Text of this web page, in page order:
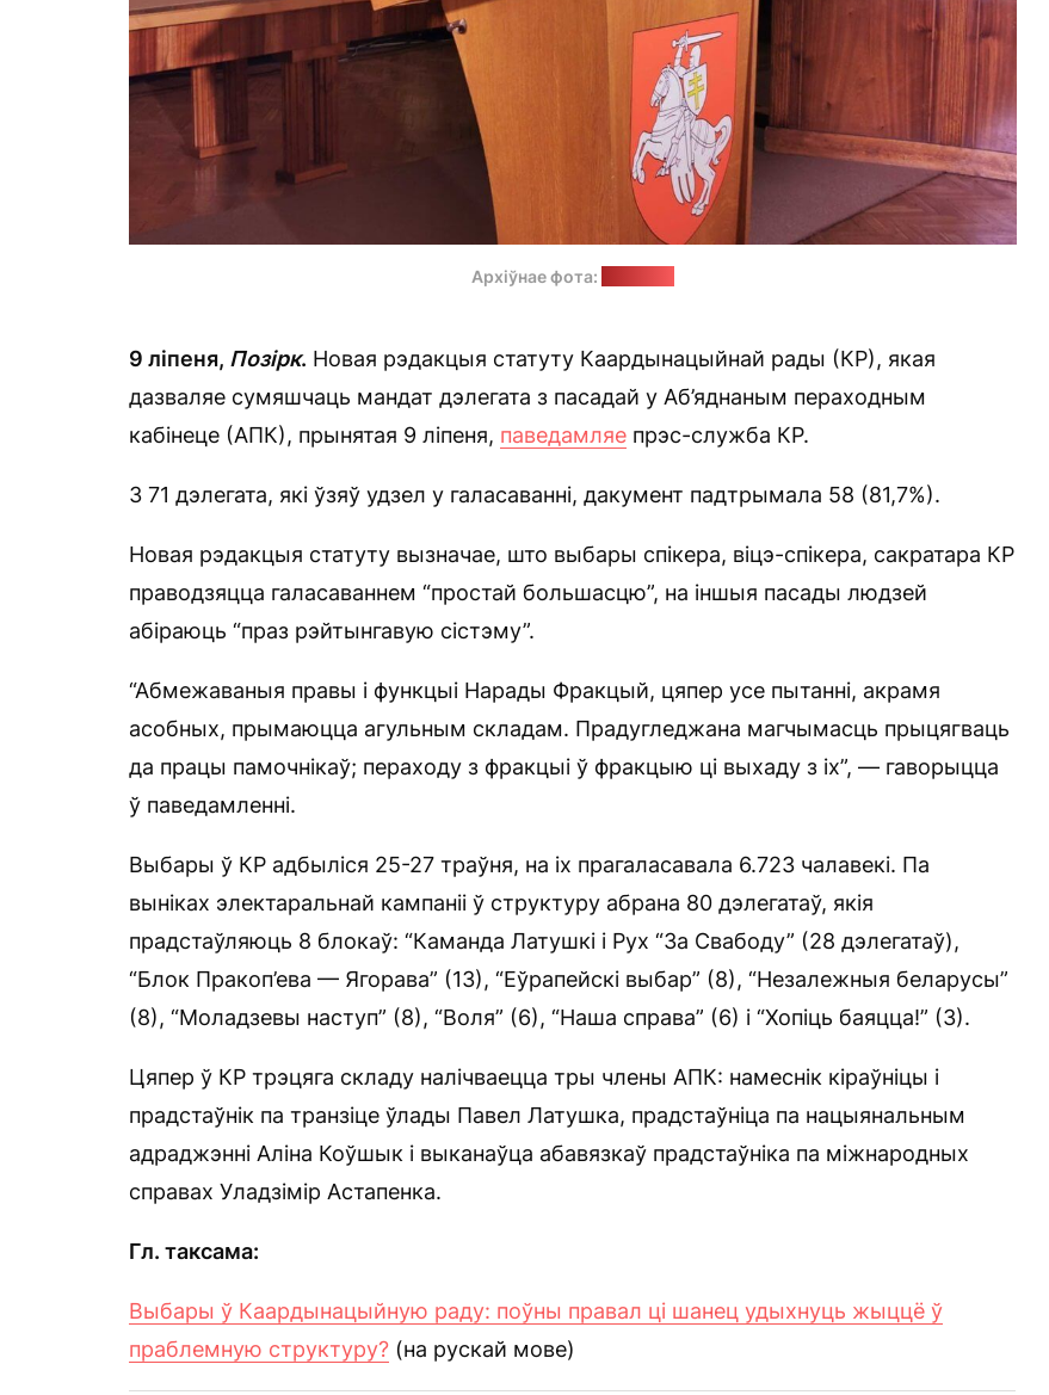
Архіўнае фота:
9 ліпеня, Позірк. Новая рэдакцыя статуту Каардынацыйнай рады (КР), якая
дазваляе сумяшчаць мандат дэлегата з пасадай у Аб’яднаным пераходным
кабінеце (АПК), прынятая 9 ліпеня, паведамляе прэс-служба КР.
З 71 дэлегата, які ўзяў удзел у галасаванні, дакумент падтрымала 58 (81,7%).
Новая рэдакцыя статуту вызначае, што выбары спікера, віцэ-спікера, сакратара КР
праводзяцца галасаваннем “простай большасцю”, на іншыя пасады людзей
абіраюць “праз рэйтынгавую сістэму”.
“Абмежаваныя правы і функцыі Нарады Фракцый, цяпер усе пытанні, акрамя
асобных, прымаюцца агульным складам. Прадугледжана магчымасць прыцягваць
да працы памочнікаў; пераходу з фракцыі ў фракцыю ці выхаду з іх”, — гаворыцца
ў паведамленні.
Выбары ў КР адбыліся 25-27 траўня, на іх прагаласавала 6.723 чалавекі. Па
выніках электаральнай кампаніі ў структуру абрана 80 дэлегатаў, якія
прадстаўляюць 8 блокаў: “Каманда Латушкі і Рух “За Свабоду” (28 дэлегатаў),
“Блок Пракоп’ева — Ягорава” (13), “Еўрапейскі выбар” (8), “Незалежныя беларусы”
(8), “Моладзевы наступ” (8), “Воля” (6), “Наша справа” (6) і “Хопіць баяцца!” (3).
Цяпер ў КР трэцяга складу налічваецца тры члены АПК: намеснік кіраўніцы і
прадстаўнік па транзіце ўлады Павел Латушка, прадстаўніца па нацыянальным
адраджэнні Аліна Коўшык і выканаўца абавязкаў прадстаўніка па міжнародных
справах Уладзімір Астапенка.
Гл. таксама:
Выбары ў Каардынацыйную раду: поўны правал ці шанец удыхнуць жыццё ў
праблемную структуру? (на рускай мове)